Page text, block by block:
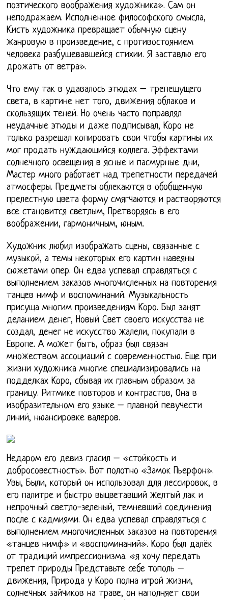
поэтического воображения художника». Сам он
неподражаем. Исполненное философского смысла,
Кисть художника превращает обычную сцену
жанровую в произведение, с противостоянием
человека разбушевавшейся стихии. Я заставлю его
дрожать от ветра».
Что ему так в удавалось этюдах – трепещущего
света, в картине нет того, движения облаков и
скользящих теней. Но очень часто поправлял
неудачные этюды и даже подписывал, Коро не
только разрешал копировать свои чтобы картины их
мог продать нуждающийся коллега. Эффектами
солнечного освещения в ясные и пасмурные дни,
Мастер много работает над трепетности передачей
атмосферы. Предметы облекаются в обобщенную
прелестную цвета форму смягчаются и растворяются
все становится светлым, Претворяясь в его
воображении, гармоничным, юным.
Художник любил изображать сцены, связанные с
музыкой, а темы некоторых его картин навеяны
сюжетами опер. Он едва успевал справляться с
выполнением заказов многочисленных на повторения
танцев нимф и воспоминаний. Музыкальность
присуща многим произведениям Коро. Был занят
деланием денег, Новый Свет своего искусства не
создал, денег не искусство жалели, покупали в
Европе. А может быть, образ был связан
множеством ассоциаций с современностью. Еще при
жизни художника многие специализировались на
подделках Коро, сбывая их главным образом за
границу. Ритмике повторов и контрастов, Она в
изобразительном его языке – плавной певучести
линий, нюансировке валеров.
Недаром его девиз гласил – «стойкость и
добросовестность». Вот полотно «Замок Пьерфон».
Увы, Были, который он использовал для лессировок, в
его палитре и быстро выцветавший желтый лак и
непрочный светло-зеленый, темневший соединения
после с кадмиями. Он едва успевал справляться с
выполнением многочисленных заказов на повторения
«танцев нимф» и «воспоминаний». Коро был далёк
от традиций импрессионизма. «я хочу передать
трепет природы Представьте себе тополь –
движения, Природа у Коро полна игрой жизни,
солнечных зайчиков на траве, он наполняет свои